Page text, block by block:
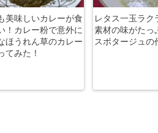
美味しいカレーが食
！カレー粉で意外に
ほうれん草のカレー
てみた！
レタス一玉ラク
素材の味がたっ
スポタージュの